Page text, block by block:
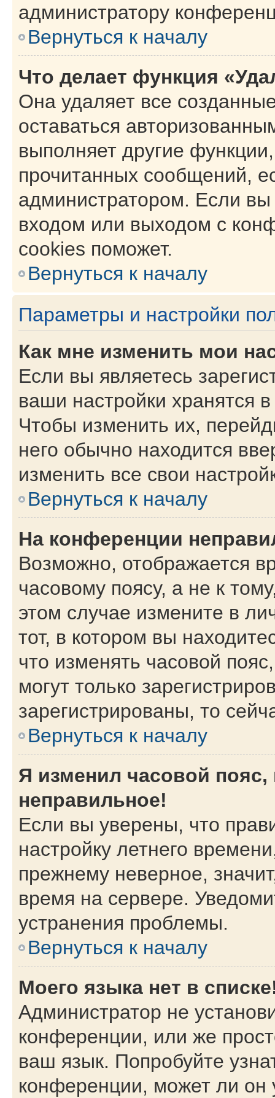
администратору
Вернуться к началу
Что делает функция
Она удаляет все
оставаться
выполняет другие
прочитанных сообщений,
администратором. Если
входом или выходом с
cookies поможет.
Вернуться к началу
Параметры и настройки
Как мне изменить мои
Если вы являетесь
ваши настройки хранятся
Чтобы изменить их,
него обычно находится
изменить все свои
Вернуться к началу
На конференции
Возможно, отображается
часовому поясу, а не к
этом случае измените в
тот, в котором вы
что изменять часовой
могут только
зарегистрированы, то
Вернуться к началу
Я изменил часовой
неправильное!
Если вы уверены, что
настройку летнего
прежнему неверное,
время на сервере.
устранения проблемы.
Вернуться к началу
Моего языка нет в
Администратор не
конференции, или же
ваш язык. Попробуйте
конференции, может ли он